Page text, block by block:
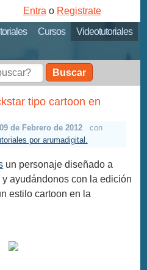
Cursos
Videotutoriales
Entra o Registrate
Buscar
tipo cartoon en
de Febrero de 2012 con
por arumadigital.
un personaje diseñado a
ayudándonos con la edición
estilo cartoon en la